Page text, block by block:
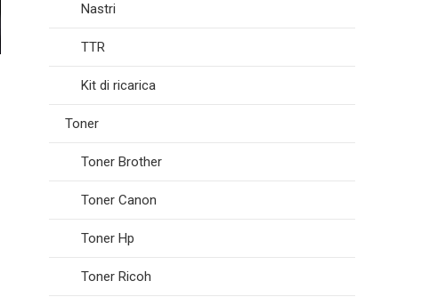
Nastri
TTR
Kit di ricarica
Toner
Toner Brother
Toner Canon
Toner Hp
Toner Ricoh